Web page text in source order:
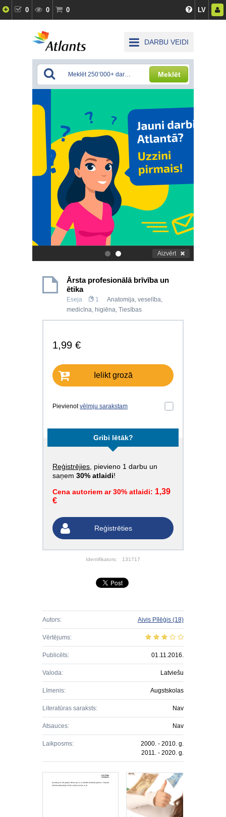
0 0 0 LV
DARBU VEIDI
Meklēt
. Aizvērt
Ārsta profesionālā brīvība un
ētika
Eseja 1
Anatomija, veselība,
medicīna, higiēna, Tiesības
1,99 €
Ielikt grozā
Pievienotvēlmju sarakstam
Gribi lētāk?
Reģistrējies , pievieno 1 darbu un
saņem 30% atlaidi!
Cena autoriem ar 30% atlaidi: 1,39
€
Reģistrēties
Identifikators: 131717
Autors: Aivis Pīlēģis (18)
Vērtējums:
Publicēts: 01.11.2016.
Valoda: Latviešu
Līmenis: Augstskolas
Literatūras saraksts: Nav
Atsauces: Nav
Laikposms:
2000. - 2010. g.
2011. - 2020. g.